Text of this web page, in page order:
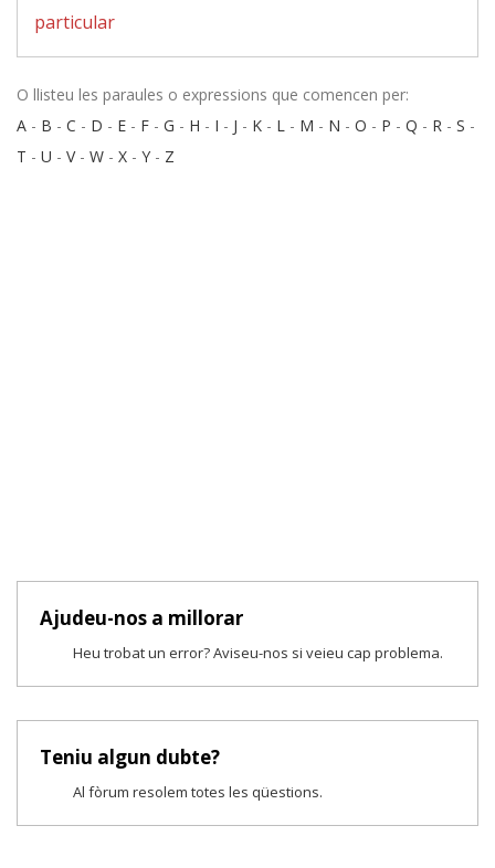
particular
O llisteu les paraules o expressions que comencen per:
A - B - C - D - E - F - G - H - I - J - K - L - M - N - O - P - Q - R - S -
T - U - V- W - X - Y - Z
Ajudeu-nos a millorar
Heu trobat un error? Aviseu-nos si veieu cap problema.
Teniu algun dubte?
Al fòrum resolem totes les qüestions.